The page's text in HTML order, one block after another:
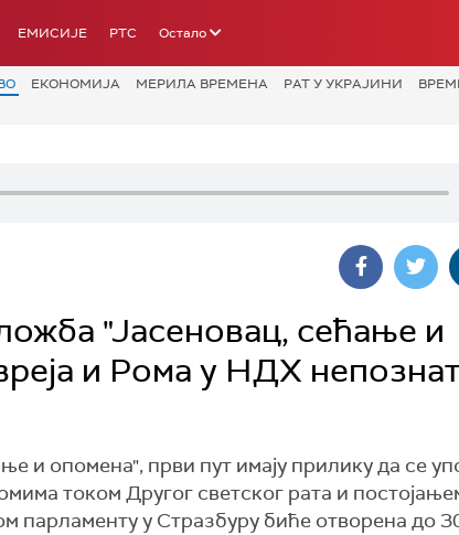
ЕМИСИЈЕ РТС Остало
ЕКОНОМИЈА МЕРИЛА ВРЕМЕНА РАТ У УКРАЈИНИ
"Јасеновац, сећање и
и Рома у НДХ
и опомена", први пут имају прилику да се
током Другог светског рата и
у Стразбуру биће отворена до